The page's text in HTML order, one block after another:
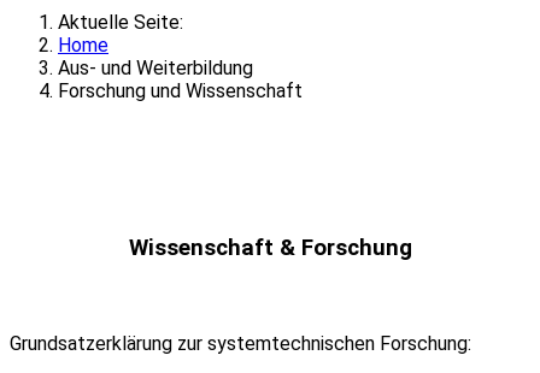
Aktuelle Seite:
Home
Aus- und Weiterbildung
Forschung und Wissenschaft
Wissenschaft & Forschung
Grundsatzerklärung zur systemtechnischen Forschung: